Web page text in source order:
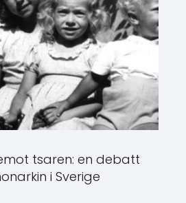
tsaren: en debatt
i Sverige